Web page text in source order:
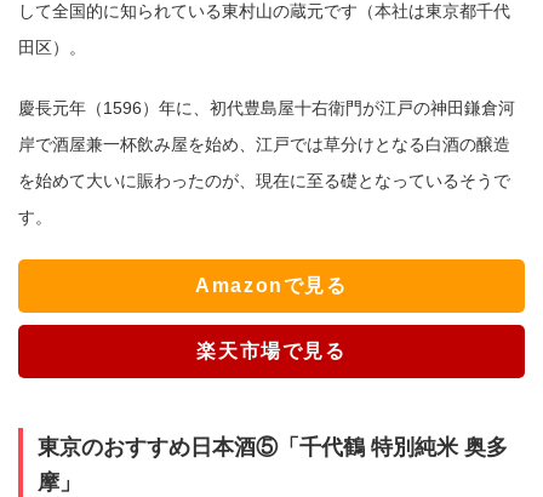
して全国的に知られている東村山の蔵元です（本社は東京都千代
田区）。
慶長元年（1596）年に、初代豊島屋十右衛門が江戸の神田鎌倉河
岸で酒屋兼一杯飲み屋を始め、江戸では草分けとなる白酒の醸造
を始めて大いに賑わったのが、現在に至る礎となっているそうで
す。
Amazonで見る
楽天市場で見る
東京のおすすめ日本酒⑤「千代鶴 特別純米 奥多
摩」